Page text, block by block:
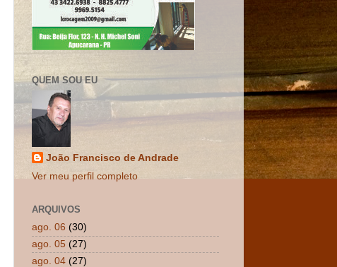
QUEM SOU EU
João Francisco de Andrade
Ver meu perfil completo
ARQUIVOS
ago. 06 (30)
ago. 05 (27)
ago. 04 (27)